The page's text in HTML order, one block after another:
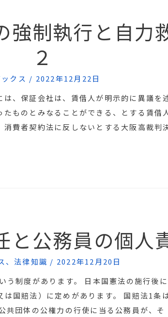
強制執行と自力
２
ックス / 2022年12月22日
、保証会社は、賃借人が明示的に異議を
ものとみなることができる、とする賃借
費者契約法に反しないとする大阪高裁判
と公務員の個人
、 法律知識 / 2022年12月20日
う制度があります。 日本国憲法の施行後
国賠法）に定めがあります。 国賠法1条
共団体の公権力の行使に当る公務員が、